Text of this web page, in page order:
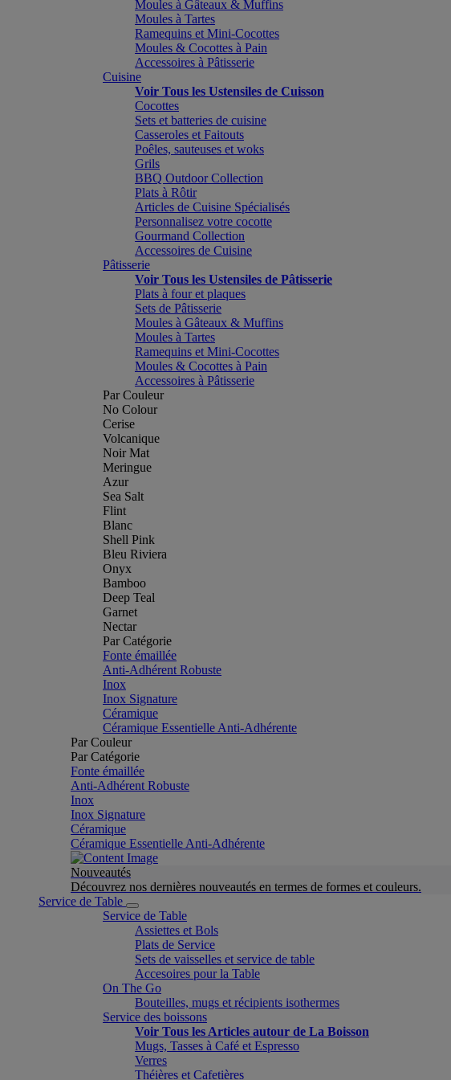
Moules à Gâteaux & Muffins
Moules à Tartes
Ramequins et Mini-Cocottes
Moules & Cocottes à Pain
Accessoires à Pâtisserie
Cuisine
Voir Tous les Ustensiles de Cuisson
Cocottes
Sets et batteries de cuisine
Casseroles et Faitouts
Poêles, sauteuses et woks
Grils
BBQ Outdoor Collection
Plats à Rôtir
Articles de Cuisine Spécialisés
Personnalisez votre cocotte
Gourmand Collection
Accessoires de Cuisine
Pâtisserie
Voir Tous les Ustensiles de Pâtisserie
Plats à four et plaques
Sets de Pâtisserie
Moules à Gâteaux & Muffins
Moules à Tartes
Ramequins et Mini-Cocottes
Moules & Cocottes à Pain
Accessoires à Pâtisserie
Par Couleur
No Colour
Cerise
Volcanique
Noir Mat
Meringue
Azur
Sea Salt
Flint
Blanc
Shell Pink
Bleu Riviera
Onyx
Bamboo
Deep Teal
Garnet
Nectar
Par Catégorie
Fonte émaillée
Anti-Adhérent Robuste
Inox
Inox Signature
Céramique
Céramique Essentielle Anti-Adhérente
Par Couleur
Par Catégorie
Fonte émaillée
Anti-Adhérent Robuste
Inox
Inox Signature
Céramique
Céramique Essentielle Anti-Adhérente
Nouveautés
Découvrez nos dernières nouveautés en termes de formes et couleurs.
Service de Table
Service de Table
Assiettes et Bols
Plats de Service
Sets de vaisselles et service de table
Accesoires pour la Table
On The Go
Bouteilles, mugs et récipients isothermes
Service des boissons
Voir Tous les Articles autour de La Boisson
Mugs, Tasses à Café et Espresso
Verres
Théières et Cafetières